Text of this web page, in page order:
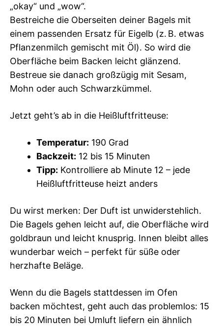
„okay“ und „wow“.
Bestreiche die Oberseiten deiner Bagels mit
einem passenden Ersatz für Eigelb (z. B. etwas
Pflanzenmilch gemischt mit Öl). So wird die
Oberfläche beim Backen leicht glänzend.
Bestreue sie danach großzügig mit Sesam,
Mohn oder auch Schwarzkümmel.
Jetzt geht’s ab in die Heißluftfritteuse:
Temperatur: 190 Grad
Backzeit: 12 bis 15 Minuten
Tipp: Kontrolliere ab Minute 12 – jede
Heißluftfritteuse heizt anders
Du wirst merken: Der Duft ist unwiderstehlich.
Die Bagels gehen leicht auf, die Oberfläche wird
goldbraun und leicht knusprig. Innen bleibt alles
wunderbar weich – perfekt für süße oder
herzhafte Beläge.
Wenn du die Bagels stattdessen im Ofen
backen möchtest, geht auch das problemlos: 15
bis 20 Minuten bei Umluft liefern ein ähnlich